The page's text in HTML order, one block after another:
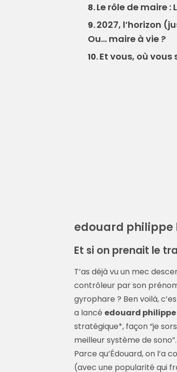
8.Le rôle de maire
9.2027, l’horizon
Ou… maire à vie ?
10.Et vous, où
edouard philippe
Et si on prenait le
T’as déjà vu un mec
contrôleur par son
gyrophare ? Ben voilà,
a lancé edouard
stratégique*, façon “je
meilleur système de sono”.
Parce qu’Édouard, on l’a
(avec une popularité qui